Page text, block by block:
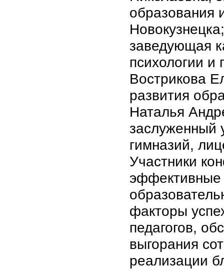
образования
заведующая
психологии
Вострикова
развития
Наталья
заслуженный
гимназий,
Участники
эффективные
факторы
педагогов,
выгорания
реализации